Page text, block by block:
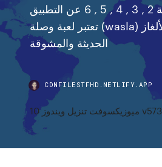
تحميل لعبة وصلة 2 , 3 , 4 , 5 , 6 عن التطبيق
تعتبر لعبة وصلة (wasla) من ألعاب الألغاز
الحديثة والمشوقة
CDNFILESTFHD.NETLIFY.APP
ميوزيكسوفت تنزيل ويندوز 10 v573